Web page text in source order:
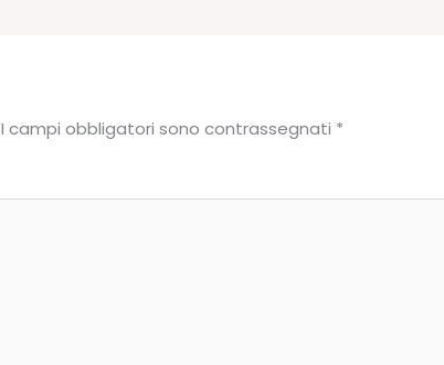
I campi obbligatori sono contrassegnati *